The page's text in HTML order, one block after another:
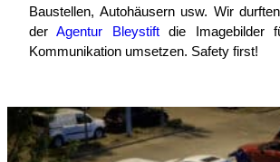
Baustellen, Autohäusern usw. Wir
derAgentur Bleystiftdie Imagebilder
Kommunikation umsetzen. Safety first!